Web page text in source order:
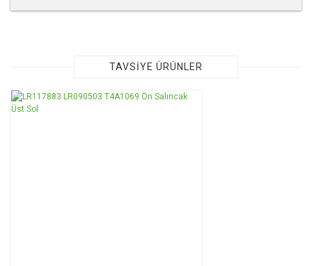
Görüş ve önerileriniz için teşekkür ederiz.
Ürün resmi kalitesiz, bozuk veya görüntülenemiyor.
TAVSİYE ÜRÜNLER